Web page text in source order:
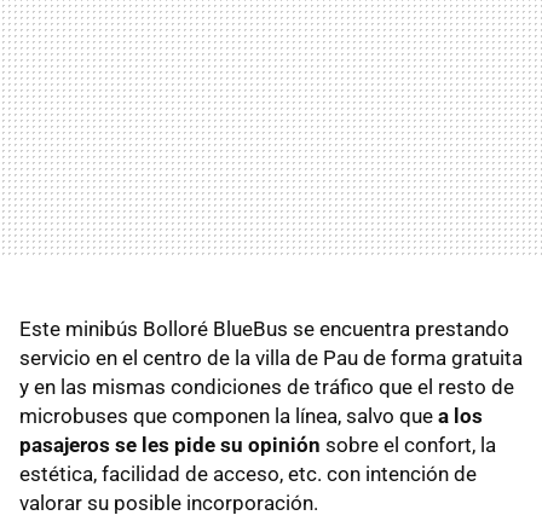
Este minibús Bolloré BlueBus se encuentra prestando
servicio en el centro de la villa de Pau de forma gratuita
y en las mismas condiciones de tráfico que el resto de
microbuses que componen la línea, salvo que a los
pasajeros se les pide su opinión sobre el confort, la
estética, facilidad de acceso, etc. con intención de
valorar su posible incorporación.